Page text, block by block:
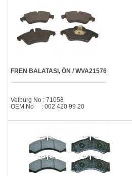
FREN BALATASI, ÖN / WVA21576
Velburg No : 71058
OEM No : 002 420 99 20